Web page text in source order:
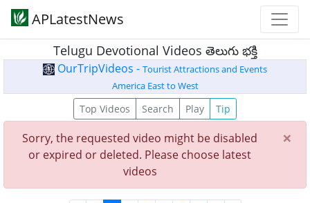
APLatestNews
Telugu Devotional Videos తెలుగు భక్తి
OurTripVideos - Tourist Attractions and Events
America East to West
Top Videos Search Play Tip
×
Sorry, the requested video might be disabled
or expired or deleted. Please choose latest
videos